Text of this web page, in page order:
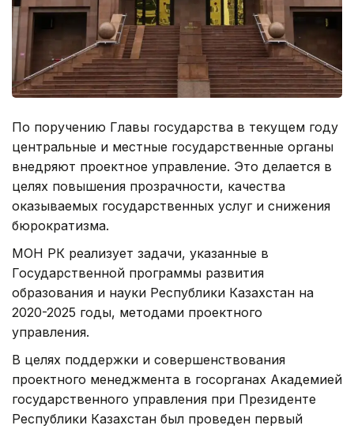
По поручению Главы государства в текущем году
центральные и местные государственные органы
внедряют проектное управление. Это делается в
целях повышения прозрачности, качества
оказываемых государственных услуг и снижения
бюрократизма.
МОН РК реализует задачи, указанные в
Государственной программы развития
образования и науки Республики Казахстан на
2020-2025 годы, методами проектного
управления.
В целях поддержки и совершенствования
проектного менеджмента в госорганах Академией
государственного управления при Президенте
Республики Казахстан был проведен первый